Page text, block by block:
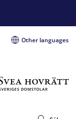
Other languages